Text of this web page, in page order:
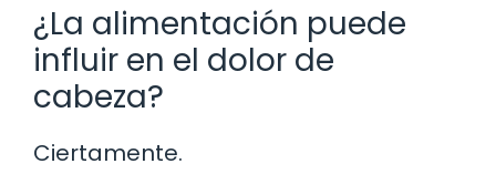
¿La alimentación puede
influir en el dolor de
cabeza?
Ciertamente.